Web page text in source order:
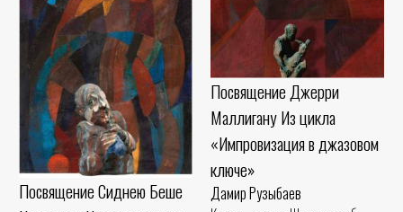
Посвящение Джерри
Маллигану Из цикла
«Импровизация в джазовом
ключе»
Дамир Рузыбаев
Посвящение Сиднею Беше